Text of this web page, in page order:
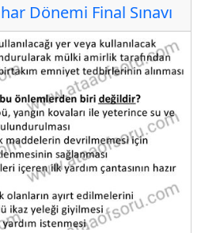
Dönemi Final Sınavı